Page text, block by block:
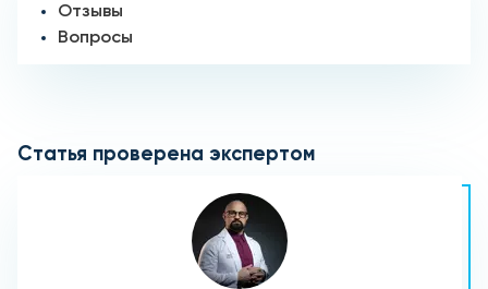
Отзывы
Вопросы
Статья проверена экспертом